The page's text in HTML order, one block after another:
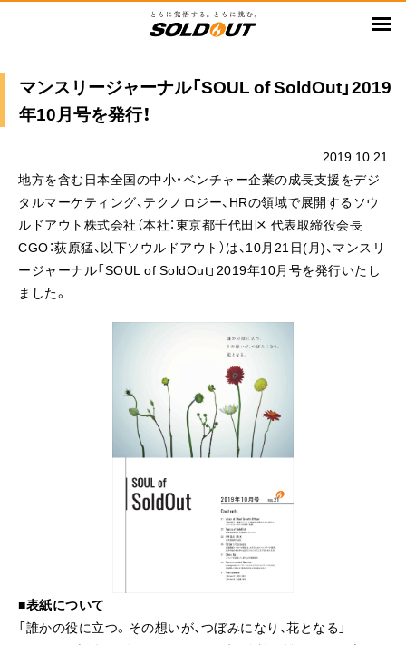
ン
テ
マンスリージャーナル「SOUL of SoldOut」2019
年10月号を発行！
2019.10.21
地方を含む日本全国の中小・ベンチャー企業の成長支援をデジ
タルマーケティング、テクノロジー、HRの領域で展開するソウ
ルドアウト株式会社（本社：東京都千代田区 代表取締役会長
CGO：荻原猛、以下ソウルドアウト）は、10月21日(月)、マンスリ
ージャーナル「SOUL of SoldOut」2019年10月号を発行いたし
ました。
■表紙について
「誰かの役に立つ。その想いが、つぼみになり、花となる」